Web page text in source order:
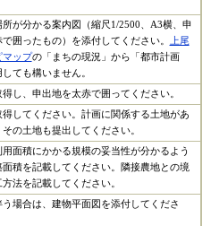
所が分かる案内図（縮尺1/2500、A3横、申
囲ったもの）を添付してください。
上尾
マップの「まちの現況」から「都市計画
ても構いません。
し、申出地を太赤で囲ってください。
得してください。計画に関係する土地があ
の土地も提出してください。
面積にかかる規模の妥当性が分かるよう
面積を記載してください。隣接農地との境
法を記載してください。
う場合は、建物平面図を添付してくださ